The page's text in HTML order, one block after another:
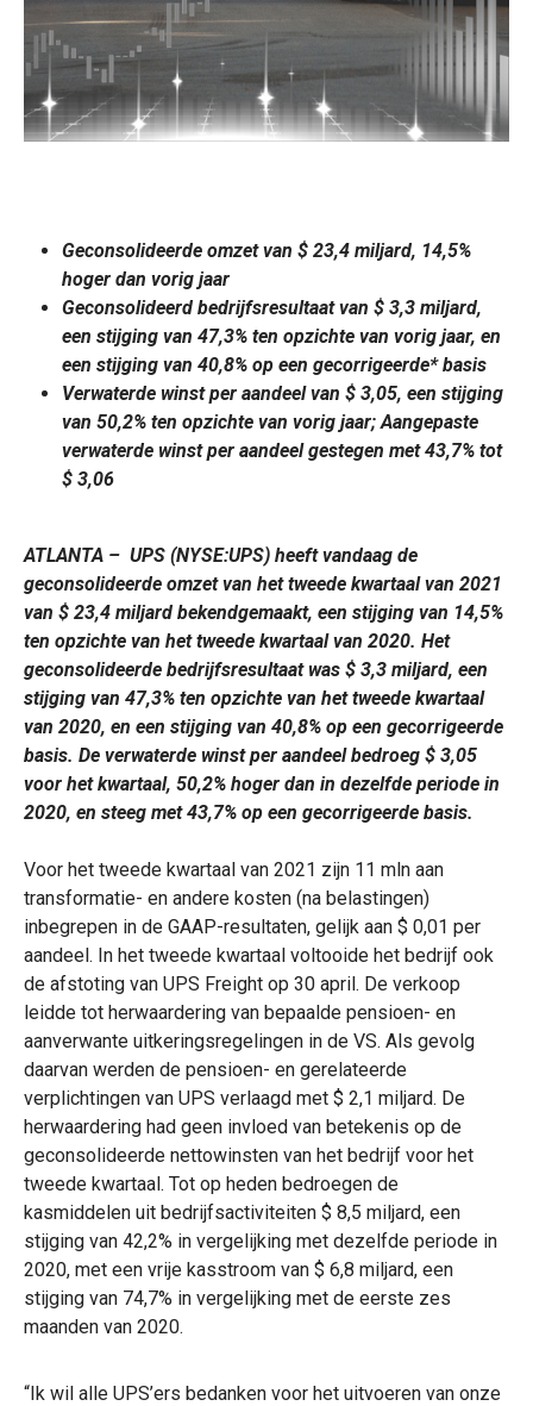
Geconsolideerde omzet van $ 23,4 miljard, 14,5%
hoger dan vorig jaar
Geconsolideerd bedrijfsresultaat van $ 3,3 miljard,
een stijging van 47,3% ten opzichte van vorig jaar, en
een stijging van 40,8% op een gecorrigeerde* basis
Verwaterde winst per aandeel van $ 3,05, een stijging
van 50,2% ten opzichte van vorig jaar; Aangepaste
verwaterde winst per aandeel gestegen met 43,7% tot
$ 3,06
ATLANTA – UPS (NYSE:UPS) heeft vandaag de
geconsolideerde omzet van het tweede kwartaal van 2021
van $ 23,4 miljard bekendgemaakt, een stijging van 14,5%
ten opzichte van het tweede kwartaal van 2020. Het
geconsolideerde bedrijfsresultaat was $ 3,3 miljard, een
stijging van 47,3% ten opzichte van het tweede kwartaal
van 2020, en een stijging van 40,8% op een gecorrigeerde
basis. De verwaterde winst per aandeel bedroeg $ 3,05
voor het kwartaal, 50,2% hoger dan in dezelfde periode in
2020, en steeg met 43,7% op een gecorrigeerde basis.
Voor het tweede kwartaal van 2021 zijn 11 mln aan
transformatie- en andere kosten (na belastingen)
inbegrepen in de GAAP-resultaten, gelijk aan $ 0,01 per
aandeel. In het tweede kwartaal voltooide het bedrijf ook
de afstoting van UPS Freight op 30 april. De verkoop
leidde tot herwaardering van bepaalde pensioen- en
aanverwante uitkeringsregelingen in de VS. Als gevolg
daarvan werden de pensioen- en gerelateerde
verplichtingen van UPS verlaagd met $ 2,1 miljard. De
herwaardering had geen invloed van betekenis op de
geconsolideerde nettowinsten van het bedrijf voor het
tweede kwartaal. Tot op heden bedroegen de
kasmiddelen uit bedrijfsactiviteiten $ 8,5 miljard, een
stijging van 42,2% in vergelijking met dezelfde periode in
2020, met een vrije kasstroom van $ 6,8 miljard, een
stijging van 74,7% in vergelijking met de eerste zes
maanden van 2020.
“Ik wil alle UPS’ers bedanken voor het uitvoeren van onze